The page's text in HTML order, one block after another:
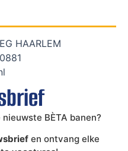
HAARLEM
BÈTA banen?
en ontvang elke